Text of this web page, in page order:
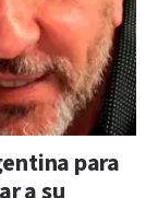
para